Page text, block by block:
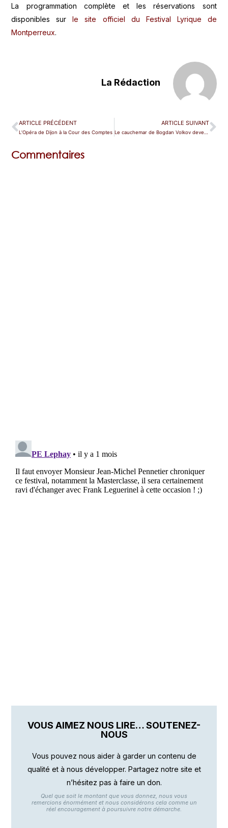
La programmation complète et les réservations sont
disponibles surle site officiel du Festival Lyrique de
Montperreux.
La Rédaction
ARTICLE PRÉCÉDENT
L’Opéra de Dijon à la Cour des Comptes
ARTICLE SUIVANT
Commentaires
VOUS AIMEZ NOUS LIRE… SOUTENEZ-
NOUS
Vous pouvez nous aider à garder un contenu de
qualité et à nous développer. Partagez notre site et
n’hésitez pas à faire un don.
Quel que soit le montant que vous donnez, nous vous
remercions énormément et nous considérons cela comme un
réel encouragement à poursuivre notre démarche.